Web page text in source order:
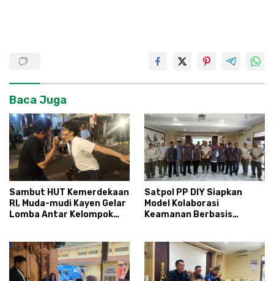
Baca Juga
Sambut HUT Kemerdekaan
RI, Muda-mudi Kayen Gelar
Lomba Antar Kelompok
Satpol PP DIY Siapkan
Model Kolaborasi
Keamanan Berbasis